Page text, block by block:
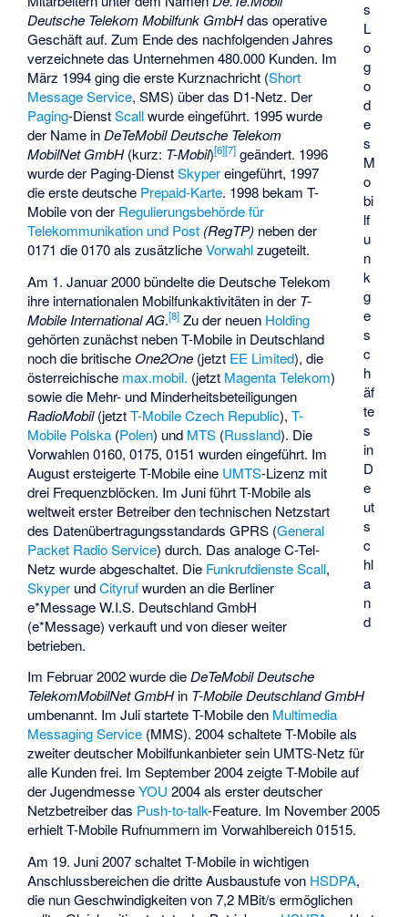
s
L
o
g
o
d
e
s
M
o
bi
lf
u
n
k
g
e
s
c
h
äf
te
s
in
D
e
ut
s
c
hl
a
n
d
Deutsche Telekom Mobilfunk GmbHdas operative
Geschäft auf. Zum Ende des nachfolgenden Jahres
verzeichnete das Unternehmen 480.000 Kunden. Im
März 1994 ging die erste Kurznachricht (Short
Message Service, SMS) über das D1-Netz. Der
Paging-DienstScallwurde eingeführt. 1995 wurde
der Name inDeTeMobil Deutsche Telekom
MobilNet GmbH(kurz: T-Mobil)[6][7] geändert. 1996
wurde der Paging-DienstSkypereingeführt, 1997
die erste deutsche Prepaid-Karte. 1998 bekam T-
Mobile von der Regulierungsbehörde für
Telekommunikation und Post (RegTP) neben der
0171 die 0170 als zusätzlicheVorwahlzugeteilt.
Am 1. Januar 2000 bündelte die Deutsche Telekom
ihre internationalen Mobilfunkaktivitäten in der T-
Mobile International AG.[8] Zu der neuen Holding
gehörten zunächst neben T-Mobile in Deutschland
noch die britischeOne2One (jetzt EE Limited), die
österreichische max.mobil. (jetzt Magenta Telekom)
sowie die Mehr- und Minderheitsbeteiligungen
RadioMobil(jetztT-Mobile Czech Republic),T-
Mobile Polska (Polen) und MTS (Russland). Die
Vorwahlen 0160, 0175, 0151 wurden eingeführt. Im
August ersteigerte T-Mobile eine UMTS-Lizenz mit
drei Frequenzblöcken. Im Juni führt T-Mobile als
weltweit erster Betreiber den technischen Netzstart
des Datenübertragungsstandards GPRS (General
Packet Radio Service) durch. Das analoge C-Tel-
Netz wurde abgeschaltet. Die Funkrufdienste Scall,
Skyper undCityrufwurden an die Berliner
e*Message W.I.S. Deutschland GmbH
(e*Message) verkauft und von dieser weiter
betrieben.
Im Februar 2002 wurde dieDeTeMobil Deutsche
TelekomMobilNet GmbHin T-Mobile Deutschland GmbH
umbenannt. Im Juli startete T-Mobile den Multimedia
Messaging Service (MMS). 2004 schaltete T-Mobile als
zweiter deutscher Mobilfunkanbieter sein UMTS-Netz für
alle Kunden frei. Im September 2004 zeigte T-Mobile auf
der JugendmesseYOU 2004 als erster deutscher
Netzbetreiber das Push-to-talk-Feature. Im November 2005
erhielt T-Mobile Rufnummern im Vorwahlbereich 01515.
Am 19. Juni 2007 schaltet T-Mobile in wichtigen
Anschlussbereichen die dritte Ausbaustufe von HSDPA,
die nun Geschwindigkeiten von 7,2 MBit/s ermöglichen